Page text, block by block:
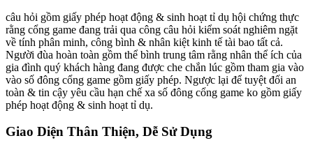
câu hỏi gồm giấy phép hoạt động & sinh hoạt tỉ dụ hội chứng thực
rằng cổng game đang trải qua công câu hỏi kiểm soát nghiêm ngặt
về tính phân minh, công bình & nhân kiệt kinh tế tài bao tất cả.
Người đùa hoàn toàn gồm thể bình trung tâm rằng nhân thể ích của
gia đình quý khách hàng đang được che chắn lúc gồm tham gia vào
vào số đông cổng game gồm giấy phép. Ngược lại để tuyệt đối an
toàn & tin cậy yêu cầu hạn chế xa số đông cổng game ko gồm giấy
phép hoạt động & sinh hoạt tỉ dụ.
Giao Diện Thân Thiện, Dễ Sử Dụng